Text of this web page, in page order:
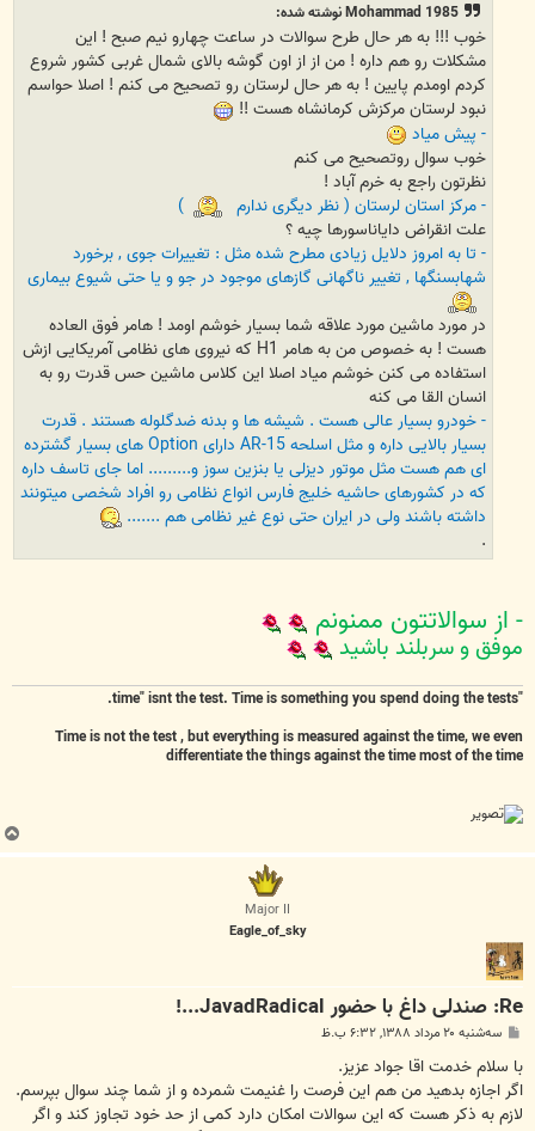
Mohammad 1985 نوشته شده:
خوب !!! به هر حال طرح سوالات در ساعت چهارو نیم صبح ! این
مشکلات رو هم داره ! من از از اون گوشه بالای شمال غربی کشور شروع
کردم اومدم پایین ! به هر حال لرستان رو تصحیح می کنم ! اصلا حواسم
نبود لرستان مرکزش کرمانشاه هست !!
- پیش میاد
خوب سوال روتصحیح می کنم
نظرتون راجع به خرم آباد !
- مرکز استان لرستان ( نظر دیگری ندارم
)
علت انقراض دایاناسورها چیه ؟
- تا به امروز دلایل زیادی مطرح شده مثل : تغییرات جوی , برخورد
شهابسنگها , تغییر ناگهانی گازهای موجود در جو و یا حتی شیوع بیماری
در مورد ماشین مورد علاقه شما بسیار خوشم اومد ! هامر فوق العاده
هست ! به خصوص من به هامر H1 که نیروی های نظامی آمریکایی ازش
استفاده می کنن خوشم میاد اصلا این کلاس ماشین حس قدرت رو به
انسان القا می کنه
- خودرو بسیار عالی هست . شیشه ها و بدنه ضدگلوله هستند . قدرت
بسیار بالایی داره و مثل اسلحه AR-15 دارای Option های بسیار گشترده
ای هم هست مثل موتور دیزلی یا بنزین سوز و......... اما جای تاسف داره
که در کشورهای حاشیه خلیج فارس انواع نظامی رو افراد شخصی میتونند
داشته باشند ولی در ایران حتی نوع غیر نظامی هم .......
- از سوالاتتون ممنونم
موفق و سربلند باشید
Time is not the test , but everything is measured against the time, we even
differentiate the things against the time most of the time
ب
ا
Major II
Eagle_of_sky
Re: صندلی داغ با حضور JavadRadical...!
پ
ت
سه‌شنبه ۲۰ مرداد ۱۳۸۸, ۶:۳۲ ب.ظ
با سلام خدمت اقا جواد عزیز.
اگر اجازه بدهید من هم این فرصت را غنیمت شمرده و از شما چند سوال بپرسم.
لازم به ذکر هست که این سوالات امکان دارد کمی از حد خود تجاوز کند و اگر